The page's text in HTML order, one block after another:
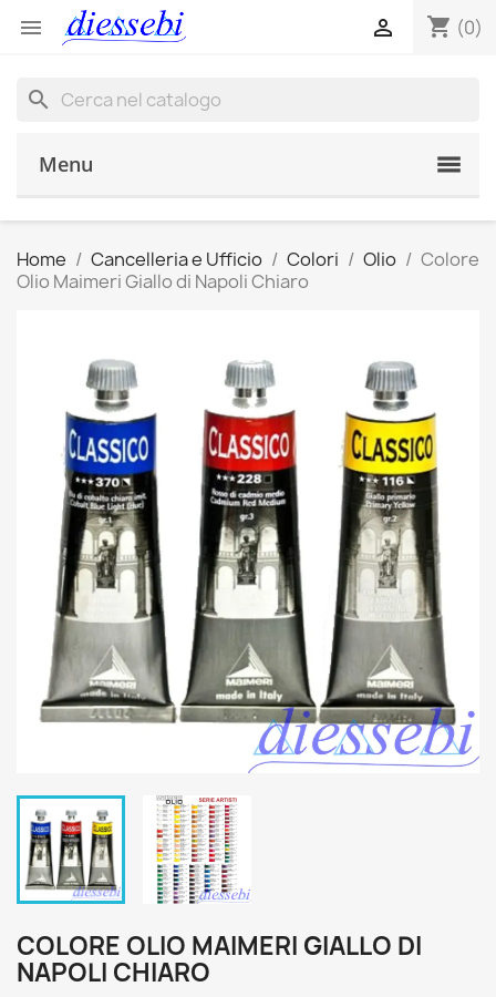
 shopping_cart (0)

search
Menu
Home Cancelleria e Ufficio Colori Olio
Colore
Olio Maimeri Giallo di Napoli Chiaro
COLORE OLIO MAIMERI GIALLO DI
NAPOLI CHIARO